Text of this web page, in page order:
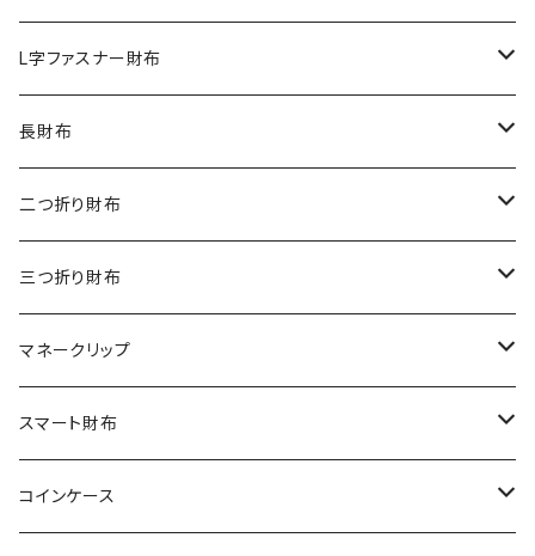
ダイヤモンドパイソン
オーストリッチ
シャーク
リザード
エレファント
その他の革
クロコダイル
ダイヤモンドパイソン
オーストリッチ
シャーク
リザード
エレファント
その他の革
L字ファスナー財布
クロコダイル
ダイヤモンドパイソン
オーストリッチ
シャーク
リザード
エレファント
長財布
クロコダイル
ダイヤモンドパイソン
オーストリッチ
シャーク
リザード
二つ折り財布
クロコダイル
ダイヤモンドパイソン
オーストリッチ
シャーク
三つ折り財布
クロコダイル
ダイヤモンドパイソン
オーストリッチ
マネークリップ
クロコダイル
ダイヤモンドパイソン
スマート財布
クロコダイル
コインケース